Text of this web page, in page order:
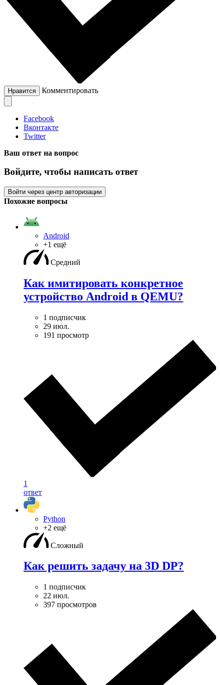
Нравится Комментировать
Facebook
Вконтакте
Twitter
Ваш ответ на вопрос
Войдите, чтобы написать ответ
Войти через центр авторизации
Похожие вопросы
Android
+1 ещё
Средний
Как имитировать конкретное
устройство Android в QEMU?
1 подписчик
29 июл.
191 просмотр
1
ответ
Python
+2 ещё
Сложный
Как решить задачу на 3D DP?
1 подписчик
22 июл.
397 просмотров